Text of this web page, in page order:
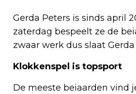
Gerda Peters is sinds april
zaterdag bespeelt ze de
zwaar werk dus slaat
Klokkenspel is topsport
De meeste beiaarden vind